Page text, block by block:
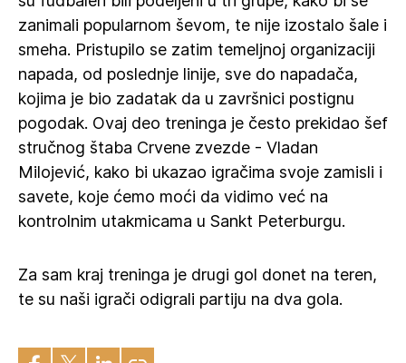
zanimali popularnom ševom, te nije izostalo šale i
smeha. Pristupilo se zatim temeljnoj organizaciji
napada, od poslednje linije, sve do napadača,
kojima je bio zadatak da u završnici postignu
pogodak. Ovaj deo treninga je često prekidao šef
stručnog štaba Crvene zvezde - Vladan
Milojević, kako bi ukazao igračima svoje zamisli i
savete, koje ćemo moći da vidimo već na
kontrolnim utakmicama u Sankt Peterburgu.
Za sam kraj treninga je drugi gol donet na teren,
te su naši igrači odigrali partiju na dva gola.